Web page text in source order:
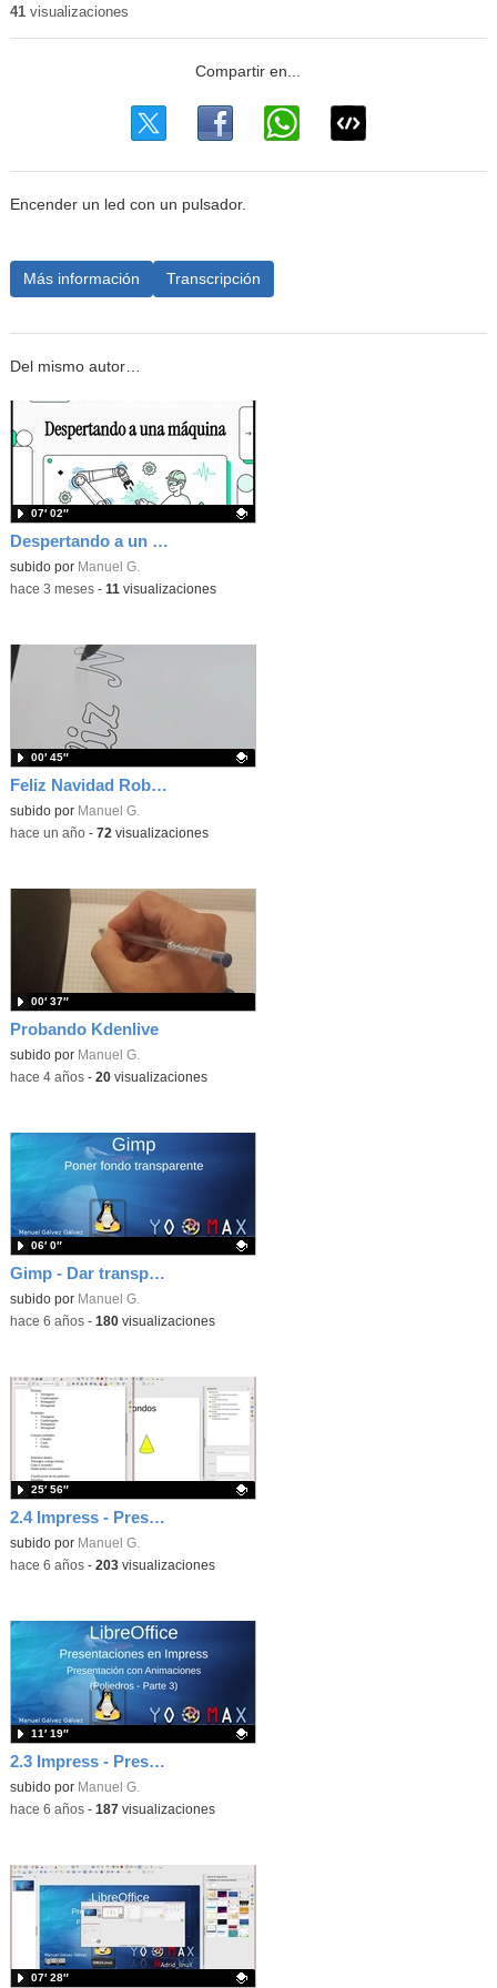
41visualizaciones
Encender un led con un pulsador.
Más información Transcripción
Del mismo autor…
Despertando a un brazo robótico colaborativo
Contenido educativo.
subido por Manuel G.
07′ 02″
-hace 3 meses- 11 visualizaciones
Feliz Navidad Robótica IES Antonio Machado
Contenido educativo.
subido por Manuel G.
00′ 45″
-hace un año- 72 visualizaciones
Probando Kdenlive
subido por Manuel G.
00′ 37″
-hace 4 años- 20visualizaciones
Gimp - Dar transparencia a imágenes
Contenido educativo.
subido por Manuel G.
06′ 0″
-hace 6 años- 180visualizaciones
2.4 Impress - Presentación Poliedros
Contenido educativo.
subido por Manuel G.
25′ 56″
-hace 6 años- 203visualizaciones
2.3 Impress - Presentación Poliedros
Contenido educativo.
subido por Manuel G.
11′ 19″
-hace 6 años- 187 visualizaciones
07′ 28″